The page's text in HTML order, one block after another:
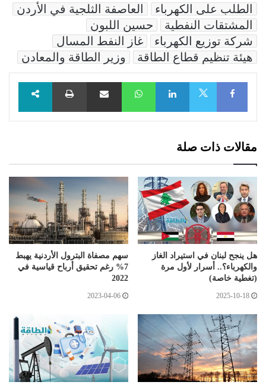
الطلب على الكهرباء
العاصفة الثلجية في الأردن
المشتقات النفطية
حسين اللبون
شركة توزيع الكهرباء
غاز النفط المسال
هيئة تنظيم قطاع الطاقة
وزير الطاقة والمعادن
Facebook
LinkedIn
WhatsAppمشاركة عبر البريد طباعة
مقالات ذات صلة
هل ينجح لبنان في استيراد الغاز
والكهرباء؟.. أسرار لأول مرة
(تغطية خاصة)
2025-10-18
سهم مصفاة البترول الأردنية يهبط
7% رغم تحقيق أرباح قياسية في
2022
2023-04-06